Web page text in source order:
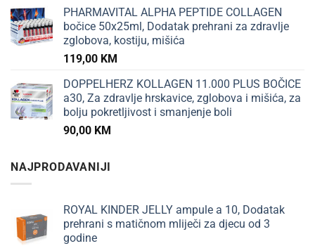
PHARMAVITAL ALPHA PEPTIDE COLLAGEN
bočice 50x25ml, Dodatak prehrani za zdravlje
zglobova, kostiju, mišića
119,00 KM
DOPPELHERZ KOLLAGEN 11.000 PLUS BOČICE
a30, Za zdravlje hrskavice, zglobova i mišića, za
bolju pokretljivost i smanjenje boli
90,00 KM
NAJPRODAVANIJI
ROYAL KINDER JELLY ampule a 10, Dodatak
prehrani s matičnom mliječi za djecu od 3
godine